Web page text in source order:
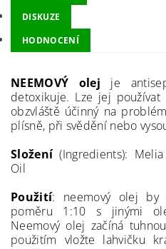
DISKUZE
HODNOCENÍ
NEEMOVÝ olej je
detoxikuje. Lze jej
obzvláště účinný na
plísně, při svědění nebo
Složení(Ingredients):
Oil
Použití: neemový olej
poměru 1:10 s jinými
Neemový olej začíná
použitím vložte lahvičku